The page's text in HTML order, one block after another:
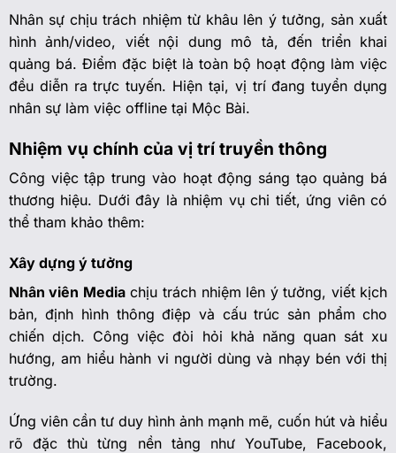
Nhân sự chịu trách nhiệm từ khâu lên ý tưởng, sản xuất
hình ảnh/video, viết nội dung mô tả, đến triển khai
quảng bá. Điểm đặc biệt là toàn bộ hoạt động làm việc
đều diễn ra trực tuyến. Hiện tại, vị trí đang tuyển dụng
nhân sự làm việc offline tại Mộc Bài.
Nhiệm vụ chính của vị trí truyền thông
Công việc tập trung vào hoạt động sáng tạo quảng bá
thương hiệu. Dưới đây là nhiệm vụ chi tiết, ứng viên có
thể tham khảo thêm:
Xây dựng ý tưởng
Nhân viên Mediachịu trách nhiệm lên ý tưởng, viết kịch
bản, định hình thông điệp và cấu trúc sản phẩm cho
chiến dịch. Công việc đòi hỏi khả năng quan sát xu
hướng, am hiểu hành vi người dùng và nhạy bén với thị
trường.
Ứng viên cần tư duy hình ảnh mạnh mẽ, cuốn hút và hiểu
rõ đặc thù từng nền tảng như YouTube, Facebook,